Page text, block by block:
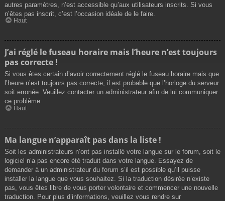
autres paramètres, n’est accessible qu’aux utilisateurs inscrits. Si vous
n’êtes pas inscrit, c’est l’occasion idéale de le faire.
Haut
J’ai réglé le fuseau horaire mais l’heure n’est toujours
pas correcte !
Si vous êtes certain d’avoir correctement réglé le fuseau horaire mais que
l’heure n’est toujours pas correcte, il est probable que l’horloge du serveur
soit erronée. Veuillez contacter un administrateur afin de lui communiquer
ce problème.
Haut
Ma langue n’apparaît pas dans la liste !
Soit les administrateurs n’ont pas installé votre langue sur le forum, soit le
logiciel n’a pas encore été traduit dans votre langue. Essayez de
demander à un administrateur du forum s’il est possible qu’il puisse
installer la langue que vous souhaitez. Si la traduction désirée n’existe
pas, vous êtes libre de vous porter volontaire et commencer une nouvelle
traduction. Pour plus d’informations, veuillez vous rendre sur